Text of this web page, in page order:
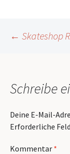
← Skateshop
Schreibe
Deine E-Mail-
Erforderliche
Kommentar *